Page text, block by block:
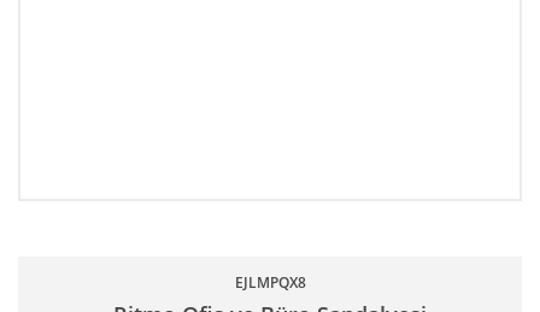
EJLMPQX8